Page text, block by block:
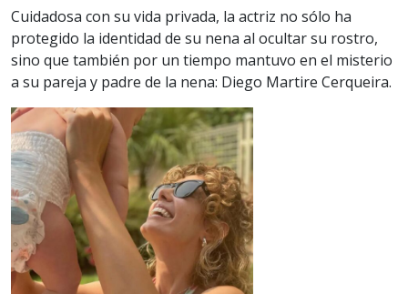
Cuidadosa con su vida privada, la actriz no sólo ha
protegido la identidad de su nena al ocultar su rostro,
sino que también por un tiempo mantuvo en el misterio
a su pareja y padre de la nena: Diego Martire Cerqueira.